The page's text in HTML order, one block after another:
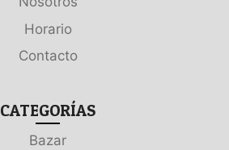
Horario
Contacto
CATEGORÍAS
Bazar